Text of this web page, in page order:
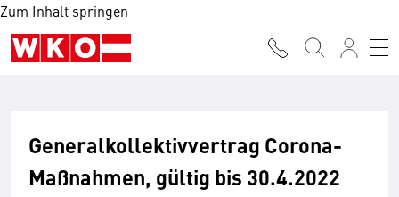
Zum Inhalt springen
Generalkollektivvertrag Corona-
Maßnahmen, gültig bis 30.4.2022